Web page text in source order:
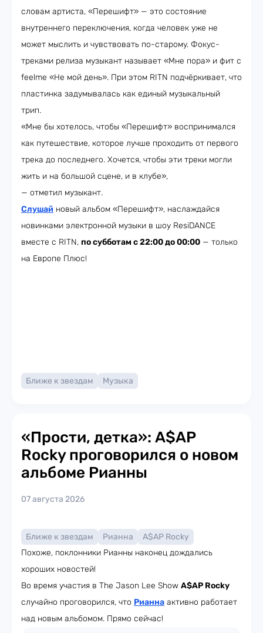
словам артиста, «Перешифт» — это состояние
внутреннего переключения, когда человек уже не
может мыслить и чувствовать по-старому. Фокус-
треками релиза музыкант называет «Мне пора» и фит с
feelme «Не мой день». При этом RITN подчёркивает, что
пластинка задумывалась как единый музыкальный
трип.
«Мне бы хотелось, чтобы «Перешифт» воспринимался
как путешествие, которое лучше проходить от первого
трека до последнего. Хочется, чтобы эти треки могли
жить и на большой сцене, и в клубе»,
— отметил музыкант.
Слушай новый альбом «Перешифт», наслаждайся
новинками электронной музыки в шоу ResiDANCE
вместе с RITN, по субботам с 22:00 до 00:00 — только
на Европе Плюс!​
Ближе к звездам Музыка
«Прости, детка»: A$AP
Rocky проговорился о новом
альбоме Рианны
07 августа 2026
Ближе к звездам Рианна
A$AP Rocky
Похоже, поклонники Рианны наконец дождались
хороших новостей!
Во время участия в The Jason Lee Show A$AP Rocky
случайно проговорился, что Рианна активно работает
над новым альбомом. Прямо сейчас!